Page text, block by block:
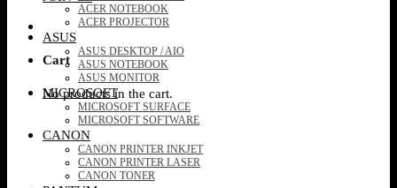
Cart
No products in the cart.
ACER NOTEBOOK
ACER PROJECTOR
ASUS
ASUS DESKTOP / AIO
ASUS NOTEBOOK
ASUS MONITOR
MICROSOFT
MICROSOFT SURFACE
MICROSOFT SOFTWARE
CANON
CANON PRINTER INKJET
CANON PRINTER LASER
CANON TONER